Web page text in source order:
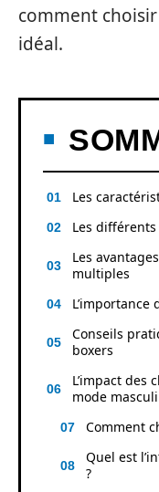
comment
idéal.
Les
Les
Les
multiples
Conseils
boxers
L’impact des
mode
Comment
Quel est
?